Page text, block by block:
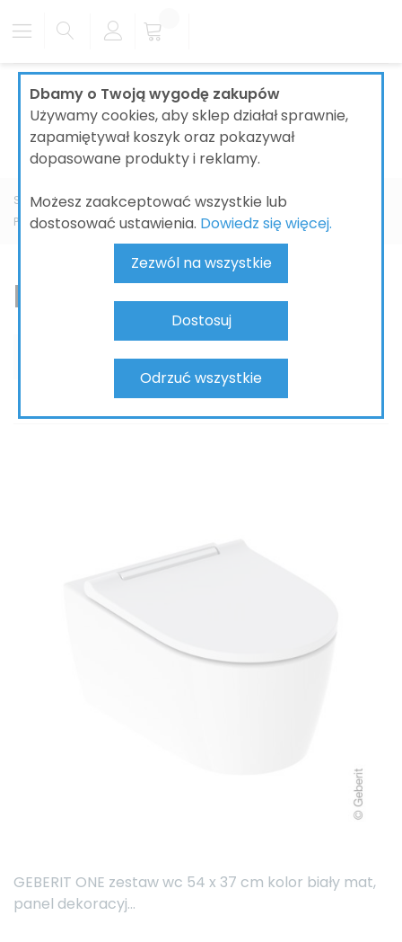
Dbamy o Twoją wygodę zakupów
Używamy cookies, aby sklep działał sprawnie,
zapamiętywał koszyk oraz pokazywał
dopasowane produkty i reklamy.
Możesz zaakceptować wszystkie lub
dostosować ustawienia. Dowiedz się więcej.
Zezwól na wszystkie
Dostosuj
Odrzuć wszystkie
Strona główna ŁAZIENKI
CERAMIKA ŁAZIENKOWA
PRODUCENT
GEBERIT Geberit One Miska wisząca WC
Miska wisząca WC
GEBERIT ONE zestaw wc 54 x 37 cm kolor biały mat,
panel dekoracyj...